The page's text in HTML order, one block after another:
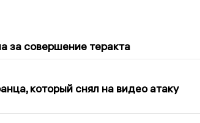
за совершение теракта
который снял на видео атаку